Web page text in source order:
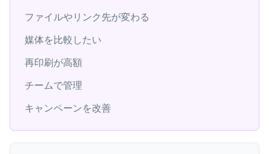
ファイルやリンク先が変わる
媒体を比較したい
再印刷が高額
チームで管理
キャンペーンを改善